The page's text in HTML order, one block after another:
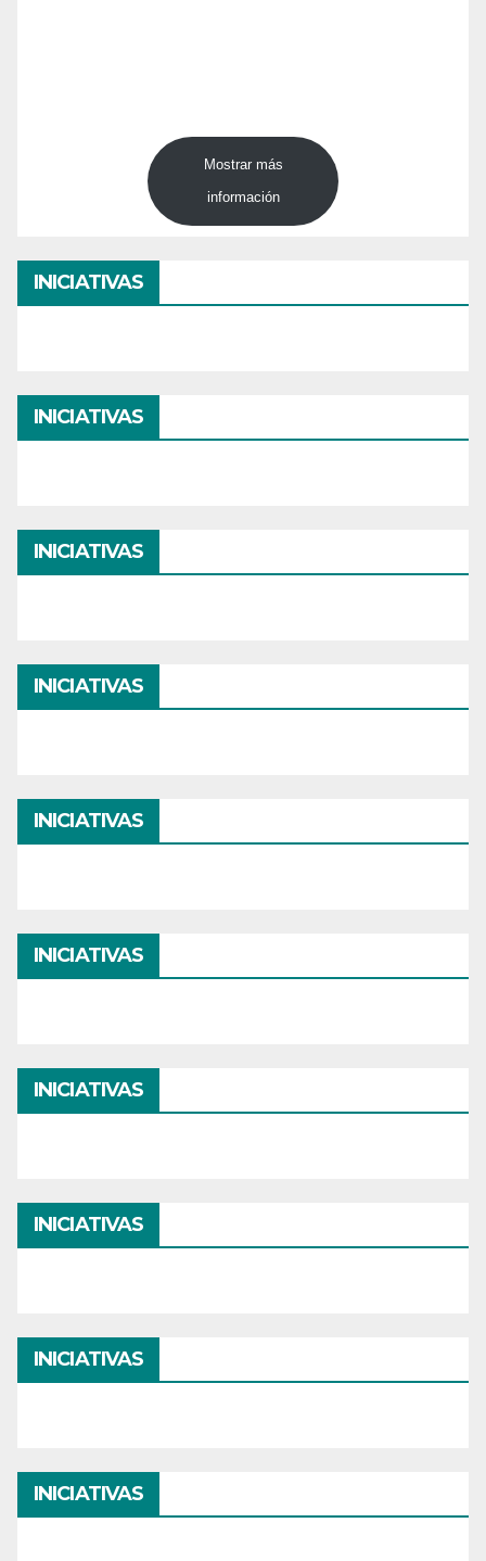
Mostrar más
información
INICIATIVAS
INICIATIVAS
INICIATIVAS
INICIATIVAS
INICIATIVAS
INICIATIVAS
INICIATIVAS
INICIATIVAS
INICIATIVAS
INICIATIVAS